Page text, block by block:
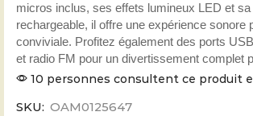
micros inclus, ses effets lumineux LED et sa
rechargeable, il offre une expérience sonore
conviviale. Profitez également des ports
et radio FM pour un divertissement complet
10 personnes consultent ce produit
SKU: OAM0125647